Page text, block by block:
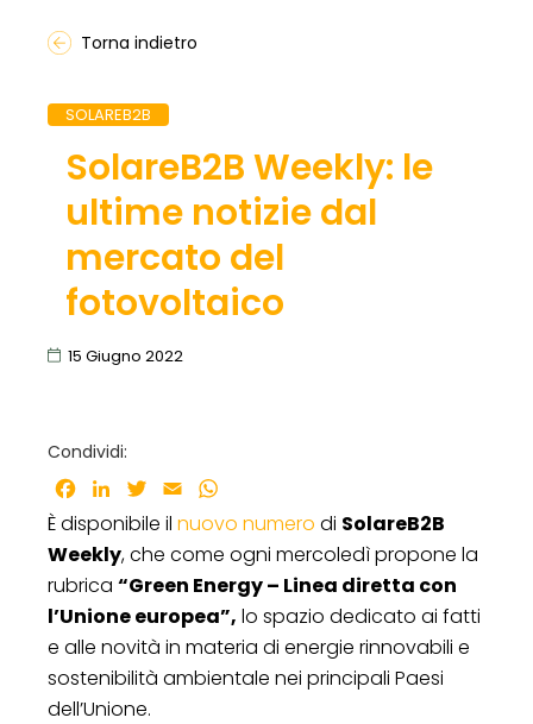
Torna indietro
SOLAREB2B
SolareB2B Weekly: le
ultime notizie dal
mercato del
fotovoltaico
15 Giugno 2022
Condividi:
Facebook
LinkedInTwitter
Email
È disponibile il nuovo numero di SolareB2B
Weekly, che come ogni mercoledì propone la
rubrica “Green Energy – Linea diretta con
l’Unione europea”, lo spazio dedicato ai fatti
e alle novità in materia di energie rinnovabili e
sostenibilità ambientale nei principali Paesi
dell’Unione.